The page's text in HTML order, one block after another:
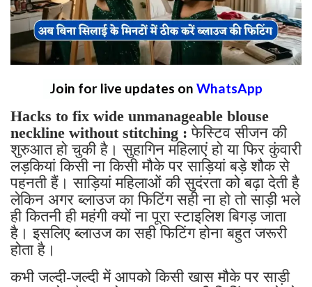
Join for live updates on WhatsApp
Hacks to fix wide unmanageable blouse
neckline without stitching :फेस्टिव सीजन की
शुरुआत हो चुकी है। सुहागिन महिलाएं हो या फिर कुंवारी
लड़कियां किसी ना किसी मौके पर साड़ियां बड़े शौक से
पहनती हैं। साड़ियां महिलाओं की सुदंरता को बढ़ा देती है
लेकिन अगर ब्लाउज का फिटिंग सही ना हो तो साड़ी भले
ही कितनी ही महंगी क्यों ना पूरा स्टाइलिश बिगड़ जाता
है। इसलिए ब्लाउज का सही फिटिंग होना बहुत जरूरी
होता है।
कभी जल्दी-जल्दी में आपको किसी खास मौके पर साड़ी